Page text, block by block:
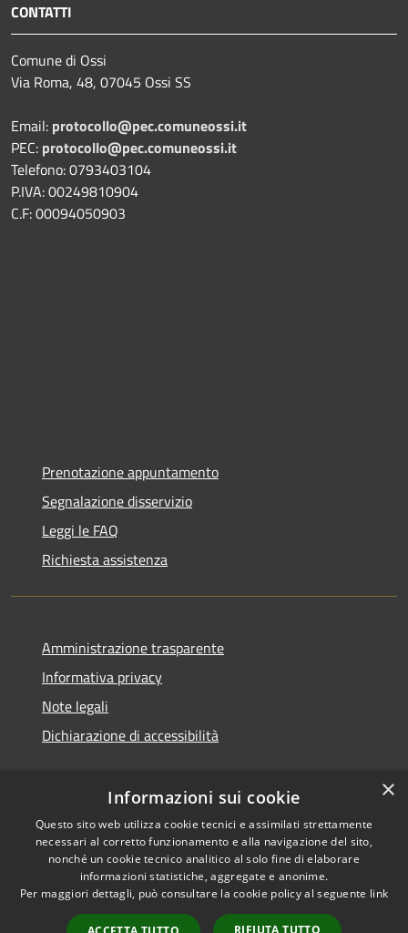
CONTATTI
Comune di Ossi
Via Roma, 48, 07045 Ossi SS
Email: protocollo@pec.comuneossi.it
PEC: protocollo@pec.comuneossi.it
Telefono: 0793403104
P.IVA: 00249810904
C.F: 00094050903
Prenotazione appuntamento
Segnalazione disservizio
Leggi le FAQ
Richiesta assistenza
Amministrazione trasparente
Informativa privacy
Note legali
Dichiarazione di accessibilità
RSS
Accessibilità
Copyright © 2026 • Comune di
×
Informazioni sui cookie
Questo sito web utilizza cookie tecnici e assimilati strettamente
necessari al corretto funzionamento e alla navigazione del sito,
nonché un cookie tecnico analitico al solo fine di elaborare
informazioni statistiche, aggregate e anonime.
Per maggiori dettagli, può consultare la cookie policy al seguente link
RIFIUTA TUTTO